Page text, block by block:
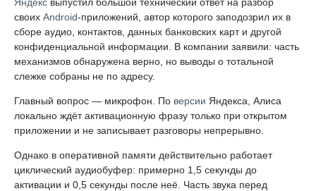
своих Android-приложений, автор которого заподозрил их в
сборе аудио, контактов, данных банковских карт и другой
конфиденциальной информации. В компании заявили: часть
механизмов обнаружена верно, но выводы о тотальной
слежке собраны не по адресу.
Главный вопрос — микрофон. По версии Яндекса, Алиса
локально ждёт активационную фразу только при открытом
приложении и не записывает разговоры непрерывно.
Однако в оперативной памяти действительно работает
циклический аудиобуфер: примерно 1,5 секунды до
активации и 0,5 секунды после неё. Часть звука перед